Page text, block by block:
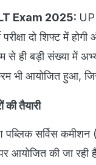
Exam 2025:
परीक्षा दो शिफ्ट में
से ही बड़ी संख्या में
भी आयोजित हुआ,
की तैयारी
पब्लिक सर्विस कमीशन
आयोजित की जा रही